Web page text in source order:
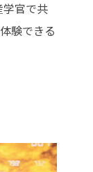
官で共
験できる